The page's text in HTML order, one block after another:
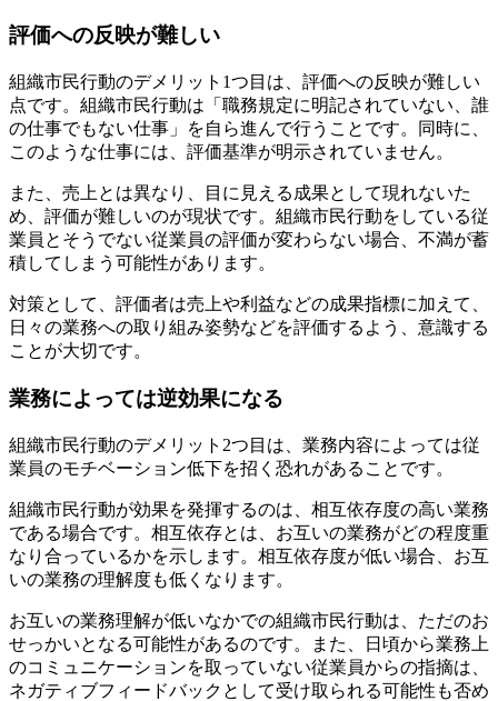
評価への反映が難しい
組織市民行動のデメリット1つ目は、評価への反映が難しい
点です。組織市民行動は「職務規定に明記されていない、誰
の仕事でもない仕事」を自ら進んで行うことです。同時に、
このような仕事には、評価基準が明示されていません。
また、売上とは異なり、目に見える成果として現れないた
め、評価が難しいのが現状です。組織市民行動をしている従
業員とそうでない従業員の評価が変わらない場合、不満が蓄
積してしまう可能性があります。
対策として、評価者は売上や利益などの成果指標に加えて、
日々の業務への取り組み姿勢などを評価するよう、意識する
ことが大切です。
業務によっては逆効果になる
組織市民行動のデメリット2つ目は、業務内容によっては従
業員のモチベーション低下を招く恐れがあることです。
組織市民行動が効果を発揮するのは、相互依存度の高い業務
である場合です。相互依存とは、お互いの業務がどの程度重
なり合っているかを示します。相互依存度が低い場合、お互
いの業務の理解度も低くなります。
お互いの業務理解が低いなかでの組織市民行動は、ただのお
せっかいとなる可能性があるのです。また、日頃から業務上
のコミュニケーションを取っていない従業員からの指摘は、
ネガティブフィードバックとして受け取られる可能性も否め